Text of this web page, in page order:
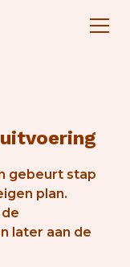
gebeurt stap
plan.
later aan de